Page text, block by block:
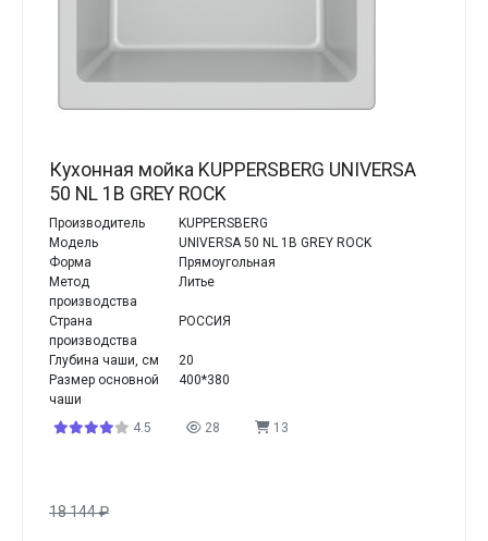
Кухонная мойка KUPPERSBERG UNIVERSA
50 NL 1B GREY ROCK
Производитель
KUPPERSBERG
Модель
UNIVERSA 50 NL 1B GREY ROCK
Форма
Прямоугольная
Метод
производства
Литье
Страна
производства
РОССИЯ
Глубина чаши, см
20
Размер основной
чаши
400*380
4.5 28 13
18 144₽